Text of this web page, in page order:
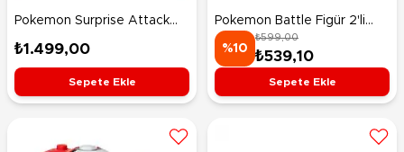
Pokemon Surprise Attack
Oyun Seti Trapinch ve Nest
Ball
₺1.499,00
Sepete Ekle
Pokemon Battle Figür 2'li
Seti Pikachu Oshawott
%10
₺599,00
₺539,10
Sepete Ekle